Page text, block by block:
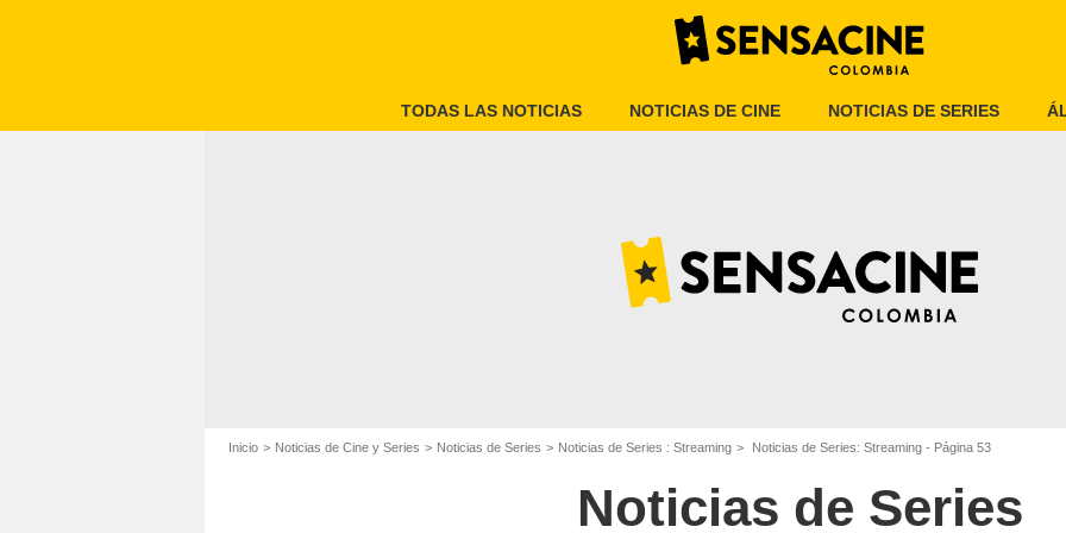
TODAS LAS NOTICIAS NOTICIAS DE CINE NOTICIAS DE SERIES
Inicio Noticias de Cine y Series Noticias de Series Noticias de Series : Streaming Noticias de Series: Streaming - Página 53
Noticias de Series